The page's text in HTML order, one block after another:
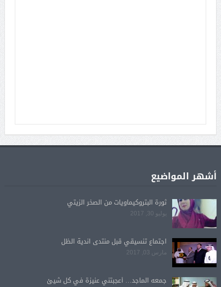
أشهر المواضيع
ثورة البتروكيماويات من الصخر الزيتي
يوليو 30, 2017
اجتماع تنسيقي قبل منتدى اندية الظل
مارس 03, 2017
جمعه الماجد… أعجبتني عنيزة في كل شيئ